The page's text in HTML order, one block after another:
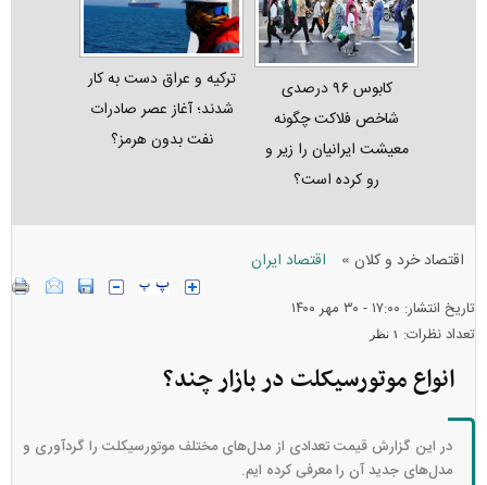
کابوس ۹۶ درصدی
شاخص فلاکت چگونه
معیشت ایرانیان را زیر و
رو کرده است؟
ترکیه و عراق دست به کار
شدند؛ آغاز عصر صادرات
نفت بدون هرمز؟
اقتصاد خرد و کلان » اقتصاد ایران
تاریخ انتشار: ۱۷:۰۰ - ۳۰ مهر ۱۴۰۰
تعداد نظرات: ۱ نظر
انواع موتورسیکلت در بازار چند؟
در این گزارش قیمت تعدادی از مدل‌های مختلف موتورسیکلت را گردآوری و
مدل‌های جدید آن را معرفی کرده ایم.